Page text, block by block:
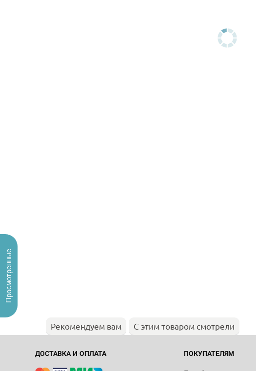
Рекомендуем вам С этим товаром смотрели
ДОСТАВКА И ОПЛАТА ПОКУПАТЕЛЯМ
Просмотренные